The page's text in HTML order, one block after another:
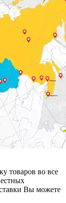
товаров во все
Вы можете